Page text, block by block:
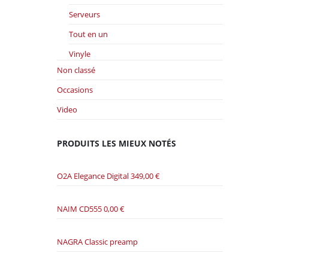
Serveurs
Tout en un
Vinyle
Non classé
Occasions
Video
PRODUITS LES MIEUX NOTÉS
O2A Elegance Digital349,00€
NAIM CD5550,00€
NAGRA Classic preamp